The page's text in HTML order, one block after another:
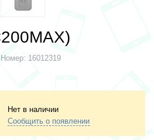
Номер: 16012319
Нет в наличии
Сообщить о появлении